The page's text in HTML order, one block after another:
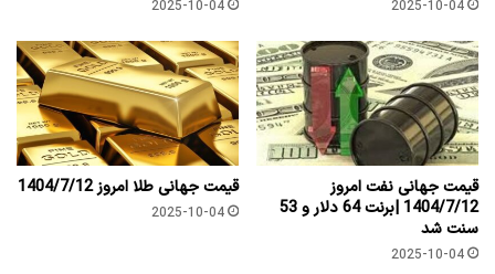
2025-10-04
2025-10-04
قیمت جهانی نفت امروز
1404/7/12 |برنت 64 دلار و 53
سنت شد
2025-10-04
قیمت جهانی طلا امروز 1404/7/12
2025-10-04